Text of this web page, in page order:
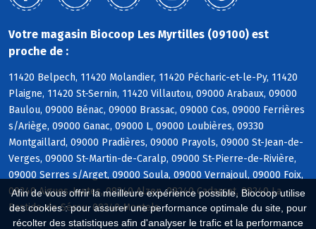
Afin de vous offrir la meilleure expérience possible, Biocoop utilise
des cookies : pour assurer une performance optimale du site, pour
récolter des statistiques afin d'analyser le trafic et la performance
Votre magasin Biocoop Les Myrtilles (09100) est
proche de :
11420 Belpech, 11420 Molandier, 11420 Pécharic-et-le-Py, 11420
Plaigne, 11420 St-Sernin, 11420 Villautou, 09000 Arabaux, 09000
Baulou, 09000 Bénac, 09000 Brassac, 09000 Cos, 09000 Ferrières
s/Ariège, 09000 Ganac, 09000 L, 09000 Loubières, 09330
Montgaillard, 09000 Pradières, 09000 Prayols, 09000 St-Jean-de-
Verges, 09000 St-Martin-de-Caralp, 09000 St-Pierre-de-Rivière,
09000 Serres s/Arget, 09000 Soula, 09000 Vernajoul, 09000 Foix,
09240 Aigues-Juntes, 09240 Alzen, 09240 Cadarcet, 09240 La
Bastide-de-Sérou, 09240 Montels